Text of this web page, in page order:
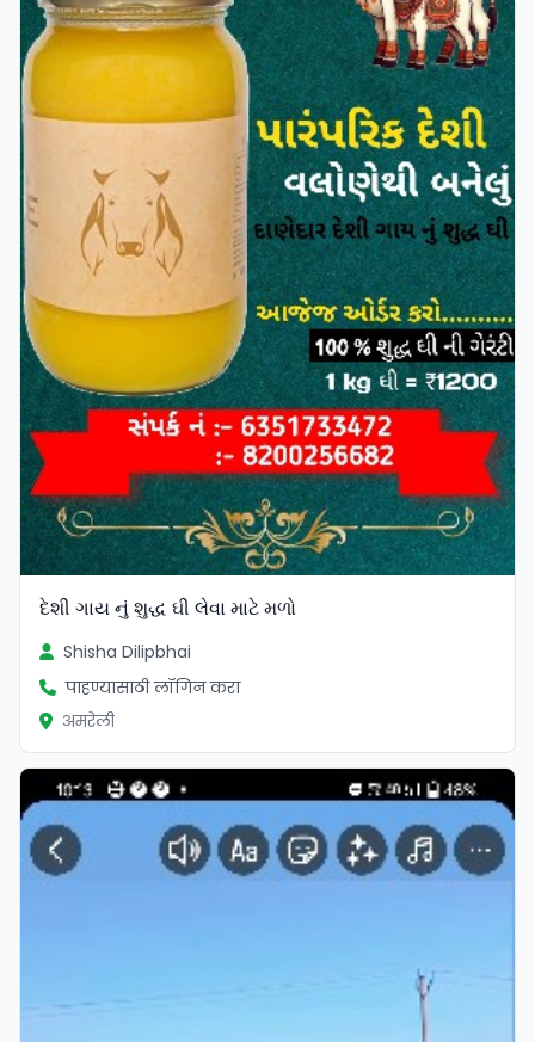
દેશી ગાય નું શુદ્ધ ઘી લેવા માટે મળો
Shisha Dilipbhai
पाहण्यासाठी लॉगिन करा
अमरेली